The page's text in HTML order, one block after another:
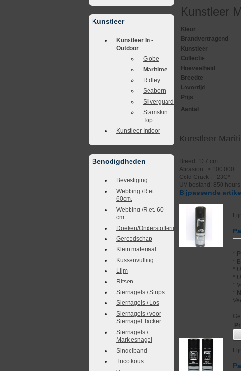
Kunstleer
Kunstleer In -
Outdoor
Globe
Maritime
Ridley
Seaborn
Silverguard
Stamskin
Top
Kunstleer Indoor
Benodigdheden
Bevestiging
Webbing /Riet
60cm.
Webbing /Riet. 60
cm.
Doeken/Onderstoffering
Gereedschap
Klein materiaal
Kussenvulling
Lijm
Ritsen
Siernagels / Strips
Siernagels / Los
Siernagels / voor
Siernagel Tacker
Siernagels /
Markiesnagel
Singelband
Tricotkous
Kunstleer
Kleur
Brandvertragend
Kunstleer
Collectie
Hoeveelheid
Breedte
Levertijd
Prijs
Aantal
Kunstleer
Breed :137 cm
Abrasion : > 100.000
Cold Crack : - 23C*
UV bestand: 850 hours
Bijpassende
*
*
*
*
*
*